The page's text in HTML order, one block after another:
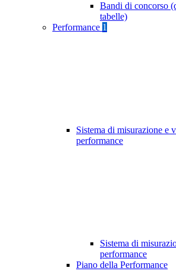
Bandi di concorso
tabelle)
Performance 1
Sistema di misurazione e
performance
Sistema di
performance
Piano della Performance